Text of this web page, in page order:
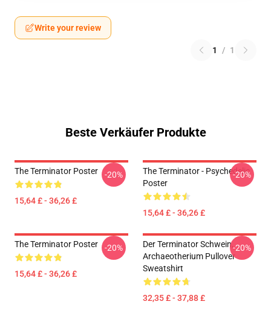
Write your review
1 / 1
Beste Verkäufer Produkte
The Terminator Poster
15,64 £ - 36,26 £
-20%
The Terminator - Psychedelic
Poster
15,64 £ - 36,26 £
-20%
The Terminator Poster
15,64 £ - 36,26 £
-20%
Der Terminator Schwein,
Archaeotherium Pullover
Sweatshirt
32,35 £ - 37,88 £
-20%